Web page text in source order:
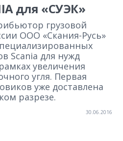
для «СУЭК»
грузовой
ООО «Скания-Русь»
Scania для нужд
увеличения
угля. Первая
уже доставлена
разрезе.
30.06.2016